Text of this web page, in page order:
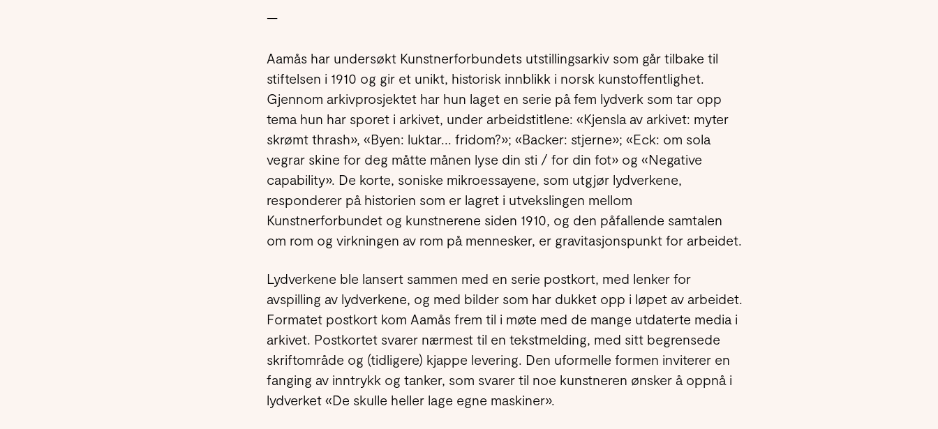
—
Aamås har undersøkt Kunstnerforbundets utstillingsarkiv som går tilbake til
stiftelsen i 1910 og gir et unikt, historisk innblikk i norsk kunstoffentlighet.
Gjennom arkivprosjektet har hun laget en serie på fem lydverk som tar opp
tema hun har sporet i arkivet, under arbeidstitlene: «Kjensla av arkivet: myter
skrømt thrash», «Byen: luktar... fridom?»; «Backer: stjerne»; «Eck: om sola
vegrar skine for deg måtte månen lyse din sti / for din fot» og «Negative
capability». De korte, soniske mikroessayene, som utgjør lydverkene,
responderer på historien som er lagret i utvekslingen mellom
Kunstnerforbundet og kunstnerene siden 1910, og den påfallende samtalen
om rom og virkningen av rom på mennesker, er gravitasjonspunkt for arbeidet.
Lydverkene ble lansert sammen med en serie postkort, med lenker for
avspilling av lydverkene, og med bilder som har dukket opp i løpet av arbeidet.
Formatet postkort kom Aamås frem til i møte med de mange utdaterte media i
arkivet. Postkortet svarer nærmest til en tekstmelding, med sitt begrensede
skriftområde og (tidligere) kjappe levering. Den uformelle formen inviterer en
fanging av inntrykk og tanker, som svarer til noe kunstneren ønsker å oppnå i
lydverket «De skulle heller lage egne maskiner».